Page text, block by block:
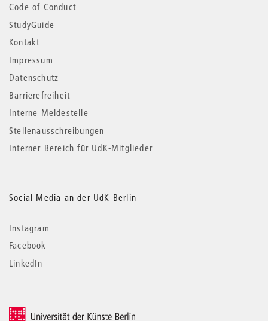
Code of Conduct
StudyGuide
Kontakt
Impressum
Datenschutz
Barrierefreiheit
Interne Meldestelle
Stellenausschreibungen
Interner Bereich für UdK-Mitglieder
Social Media an der UdK Berlin
Instagram
Facebook
LinkedIn
© 2026 Universität der Künste Berlin